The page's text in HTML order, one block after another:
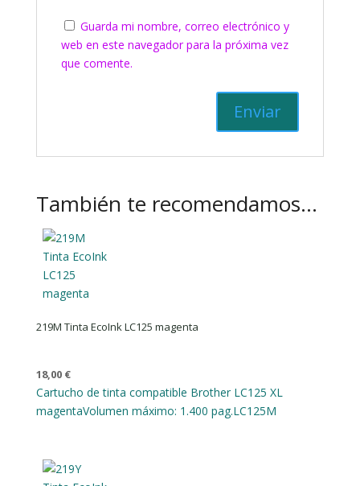
Guarda mi nombre, correo electrónico y
web en este navegador para la próxima vez
que comente.
También te recomendamos…
219M Tinta EcoInk LC125 magenta
18,00 €
Cartucho de tinta compatible Brother LC125 XL
magentaVolumen máximo: 1.400 pag.LC125M